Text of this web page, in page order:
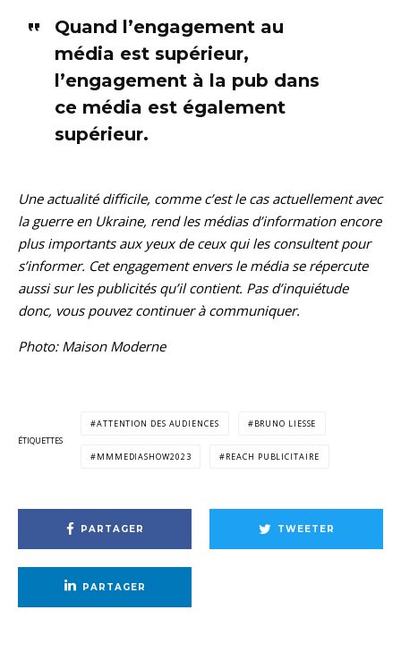
Quand l’engagement au
média est supérieur,
l’engagement à la pub dans
ce média est également
supérieur.
Une actualité difficile, comme c’est le cas actuellement avec
la guerre en Ukraine, rend les médias d’information encore
plus importants aux yeux de ceux qui les consultent pour
s’informer. Cet engagement envers le média se répercute
aussi sur les publicités qu’il contient. Pas d’inquiétude
donc, vous pouvez continuer à communiquer.
Photo: Maison Moderne
ÉTIQUETTES
ATTENTION DES AUDIENCES BRUNO LIESSE
MMMEDIASHOW2023 REACH PUBLICITAIRE
PARTAGER TWEETER
PARTAGER